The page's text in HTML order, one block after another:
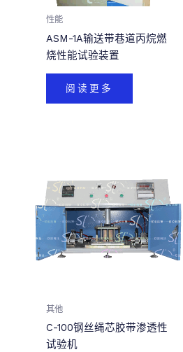
性能
ASM-1A输送带巷道丙烷燃
烧性能试验装置
阅读更多
其他
C-100钢丝绳芯胶带渗透性
试验机